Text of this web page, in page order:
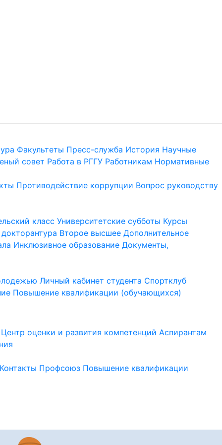
Факультеты Пресс-служба История Научные
совет Работа в РГГУ Работникам Нормативные
Противодействие коррупции Вопрос руководству
класс Университетские субботы Курсы
Второе высшее Дополнительное
Инклюзивное образование Документы,
Личный кабинет студента Спортклуб
Повышение квалификации (обучающихся)
Центр оценки и развития компетенций Аспирантам
Контакты Профсоюз Повышение квалификации